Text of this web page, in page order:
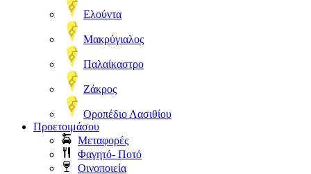
Ελούντα
Μακρύγιαλος
Παλαίκαστρο
Ζάκρος
Οροπέδιο Λασιθίου
Προετοιμάσου
Μεταφορές
Φαγητό- Ποτό
Οινοποιεία